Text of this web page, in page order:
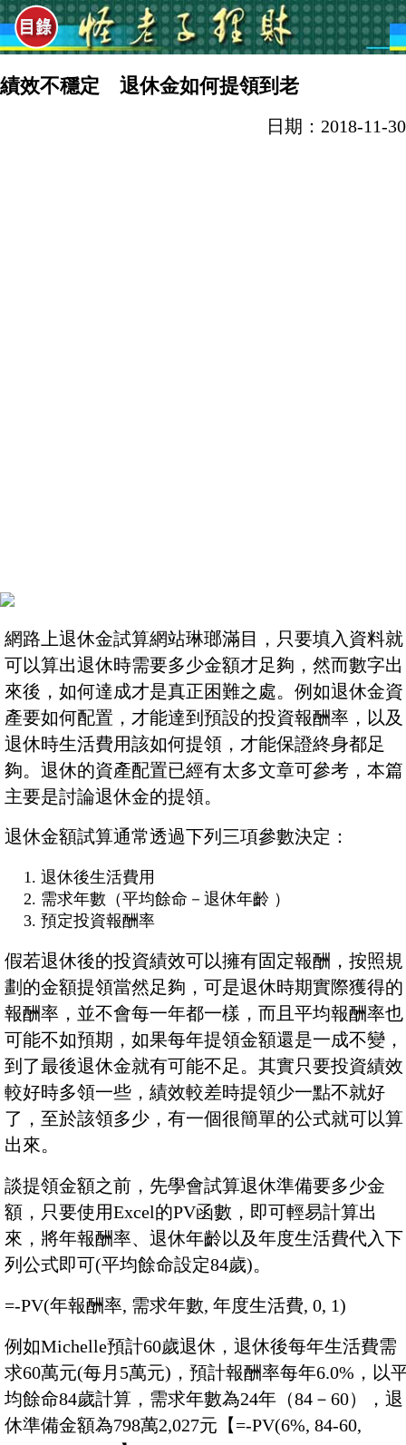
績效不穩定 退休金如何提領到老
日期：2018-11-30
網路上退休金試算網站琳瑯滿目，只要填入資料就
可以算出退休時需要多少金額才足夠，然而數字出
來後，如何達成才是真正困難之處。例如退休金資
產要如何配置，才能達到預設的投資報酬率，以及
退休時生活費用該如何提領，才能保證終身都足
夠。退休的資產配置已經有太多文章可參考，本篇
主要是討論退休金的提領。
退休金額試算通常透過下列三項參數決定：
退休後生活費用
需求年數（平均餘命－退休年齡 ）
預定投資報酬率
假若退休後的投資績效可以擁有固定報酬，按照規
劃的金額提領當然足夠，可是退休時期實際獲得的
報酬率，並不會每一年都一樣，而且平均報酬率也
可能不如預期，如果每年提領金額還是一成不變，
到了最後退休金就有可能不足。其實只要投資績效
較好時多領一些，績效較差時提領少一點不就好
了，至於該領多少，有一個很簡單的公式就可以算
出來。
談提領金額之前，先學會試算退休準備要多少金
額，只要使用Excel的PV函數，即可輕易計算出
來，將年報酬率、退休年齡以及年度生活費代入下
列公式即可(平均餘命設定84歲)。
=-PV(年報酬率, 需求年數, 年度生活費, 0, 1)
例如Michelle預計60歲退休，退休後每年生活費需
求60萬元(每月5萬元)，預計報酬率每年6.0%，以
均餘命84歲計算，需求年數為24年（84－60），退
休準備金額為798萬2,027元【=-PV(6%, 84-60,